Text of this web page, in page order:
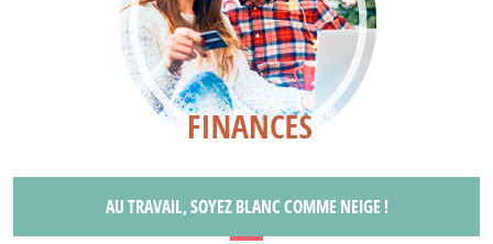
AU TRAVAIL, SOYEZ BLANC COMME NEIGE !